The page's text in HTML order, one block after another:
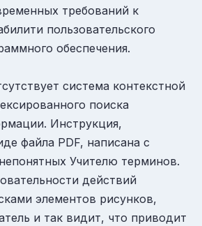
требований к
пользовательского
обеспечения.
система контекстной
поиска
Инструкция,
файла PDF, написана с
Учителю терминов.
действий
элементов рисунков,
и так видит, что приводит